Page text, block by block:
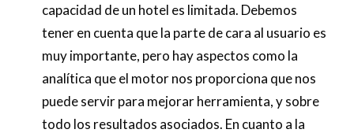
capacidad de un hotel es limitada. Debemos
tener en cuenta que la parte de cara al usuario es
muy importante, pero hay aspectos como la
analítica que el motor nos proporciona que nos
puede servir para mejorar herramienta, y sobre
todo los resultados asociados. En cuanto a la